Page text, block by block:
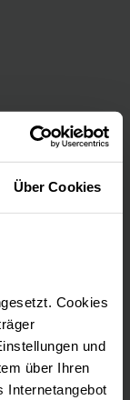
Über Cookies
Cookies
und
über Ihren
Internetangebot
in
ENDO-